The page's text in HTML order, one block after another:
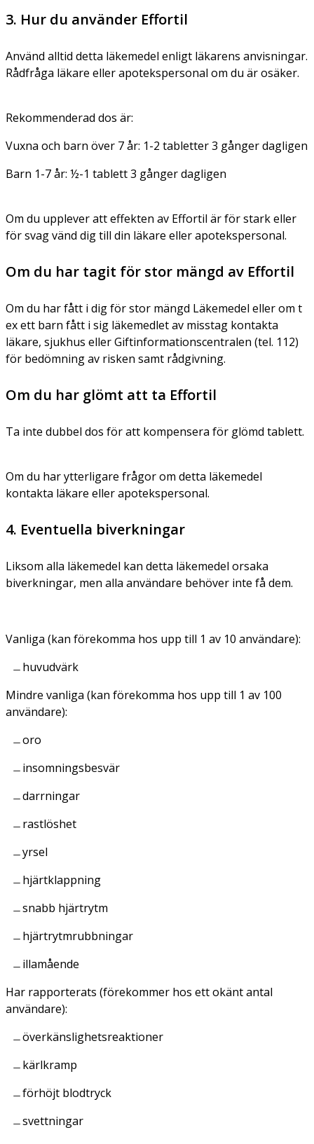
3. Hur du använder Effortil
Använd alltid detta läkemedel enligt läkarens anvisningar.
Rådfråga läkare eller apotekspersonal om du är osäker.
Rekommenderad dos är:
Vuxna och barn över 7 år: 1-2 tabletter 3 gånger dagligen
Barn 1-7 år: ½-1 tablett 3 gånger dagligen
Om du upplever att effekten av Effortil är för stark eller
för svag vänd dig till din läkare eller apotekspersonal.
Om du har tagit för stor mängd av Effortil
Om du har fått i dig för stor mängd Läkemedel eller om t
ex ett barn fått i sig läkemedlet av misstag kontakta
läkare, sjukhus eller Giftinformationscentralen (tel. 112)
för bedömning av risken samt rådgivning.
Om du har glömt att ta Effortil
Ta inte dubbel dos för att kompensera för glömd tablett.
Om du har ytterligare frågor om detta läkemedel
kontakta läkare eller apotekspersonal.
4. Eventuella biverkningar
Liksom alla läkemedel kan detta läkemedel orsaka
biverkningar, men alla användare behöver inte få dem.
Vanliga (kan förekomma hos upp till 1 av 10 användare):
huvudvärk
Mindre vanliga (kan förekomma hos upp till 1 av 100
användare):
oro
insomningsbesvär
darrningar
rastlöshet
yrsel
hjärtklappning
snabb hjärtrytm
hjärtrytmrubbningar
illamående
Har rapporterats (förekommer hos ett okänt antal
användare):
överkänslighetsreaktioner
kärlkramp
förhöjt blodtryck
svettningar